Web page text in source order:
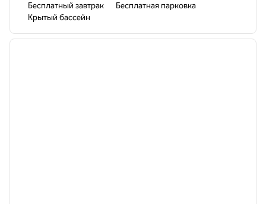
Бесплатный завтрак
Бесплатная парковка
Крытый бассейн
1 из 12